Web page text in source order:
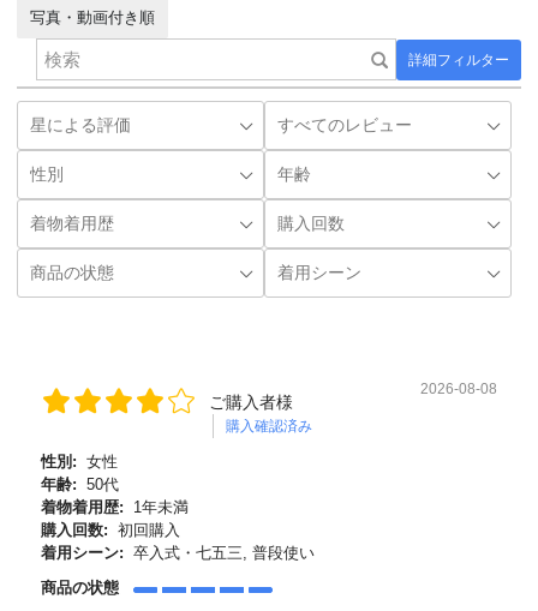
詳細フィルター
写真・動画付き順
ご購入者様
購入確認済み
2026-08-08
性別: 女性
年齢: 50代
着物着用歴:
1年未満
購入回数: 初回購入
着用シーン: 卒入式・七五三, 普段使い
商品の状態